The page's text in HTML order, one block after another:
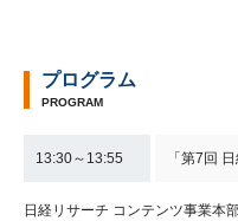
プログラム
PROGRAM
13:30～13:55 「第7回
日経リサーチ コンテンツ事業